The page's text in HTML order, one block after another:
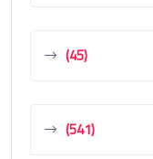
(45)
(541)